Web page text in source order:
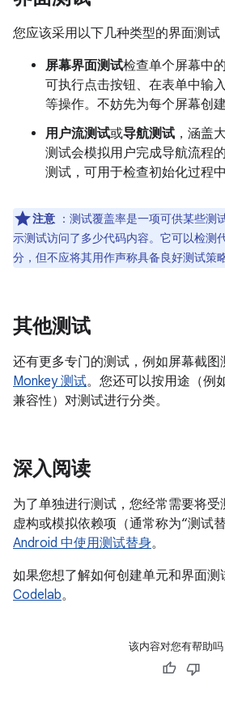
您应该采用以下几种类型的界面测试
屏幕界面测试检查单个屏幕中
可执行点击按钮、在表单中输
等操作。不妨先为每个屏幕创
用户流测试或导航测试 ，涵盖
测试会模拟用户完成导航流程
测试，可用于检查初始化过程
注意 ：测试覆盖率是一项可供某些测
示测试访问了多少代码内容。它可以检测
分，但不应将其用作声称具备良好测试策
其他测试
还有更多专门的测试，例如屏幕截图
Monkey 测试。您还可以按用途（例
兼容性）对测试进行分类。
深入阅读
为了单独进行测试，您经常需要将
虚构或模拟依赖项（通常称为“测试
Android 中使用测试替身。
如果您想了解如何创建单元和界面测
Codelab。
该内容对您有帮助吗